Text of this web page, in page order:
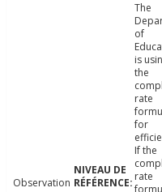
Observation
The
of
is
the
rate
for
If the
rate